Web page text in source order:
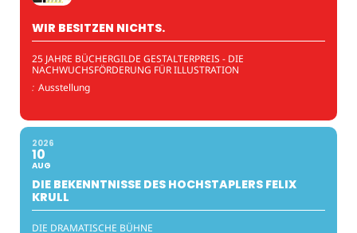
WIR BESITZEN NICHTS.
25 JAHRE BÜCHERGILDE GESTALTERPREIS - DIE
NACHWUCHSFÖRDERUNG FÜR ILLUSTRATION
: Ausstellung
2026
10
AUG
DIE BEKENNTNISSE DES HOCHSTAPLERS FELIX
KRULL
DIE DRAMATISCHE BÜHNE